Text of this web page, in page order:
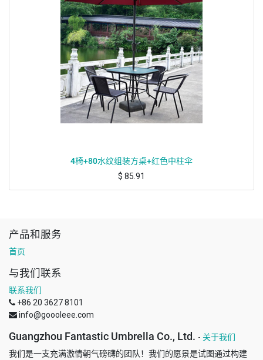
4椅+80水纹组装方桌+红色中柱伞
$ 85.91
产品和服务
首页
与我们联系
联系我们
+86 20 3627 8101
info@goooleee.com
Guangzhou Fantastic Umbrella Co., Ltd. - 关于我们
我们是一支充满激情朝气磅礴的团队！我们的愿景是试图通过构建